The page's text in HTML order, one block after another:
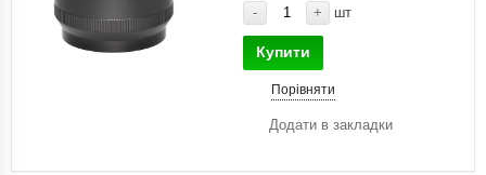
- + шт
Купити
Порівняти
Додати в закладки